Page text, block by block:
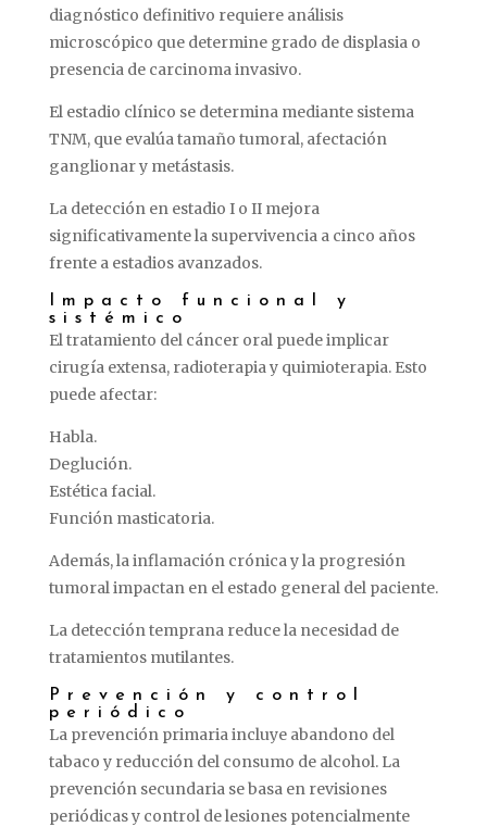
diagnóstico definitivo requiere análisis
microscópico que determine grado de displasia o
presencia de carcinomainvasivo.
El estadio clínico se determina mediante sistema
TNM, que evalúatamaño tumoral, afectación
ganglionary metástasis.
La detección en estadio I o II mejora
significativamentela supervivencia a cinco años
frente a estadios avanzados.
Impacto funcional y
sistémico
Eltratamiento del cáncer oral puedeimplicar
cirugía extensa, radioterapiay quimioterapia. Esto
puede afectar:
Habla.
Deglución.
Estéticafacial.
Función masticatoria.
Además,lainflamación crónicayla progresión
tumoralimpactan en el estado general del paciente.
La deteccióntemprana reducela necesidad de
tratamientos mutilantes.
Prevención y control
periódico
La prevención primariaincluye abandono del
tabaco y reducción del consumo de alcohol. La
prevención secundaria sebasa en revisiones
periódicasy control delesiones potencialmente